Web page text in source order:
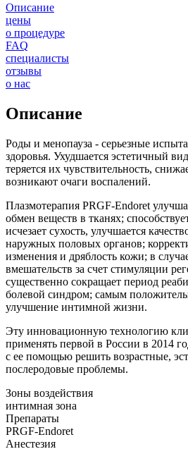
Описание
цены
о процедуре
FAQ
специалисты
отзывы
о нас
Описание
Роды и менопауза - серьезные
здоровья. Ухудшается эстетичный
теряется их чувствительность,
возникают очаги воспалений.
Плазмотерапия PRGF-Endoret
обмен веществ в тканях;
исчезает сухость, улучшается
наружных половых органов;
изменения и дряблость кожи; в
вмешательств за счет стимуляции
существенно сокращает период
болевой синдром; самым
улучшение интимной жизни.
Эту инновационную технологию
применять первой в России в 2014
с ее помощью решить возрастные,
послеродовые проблемы.
Зоны воздействия
интимная зона
Препараты
PRGF-Endoret
Анестезия